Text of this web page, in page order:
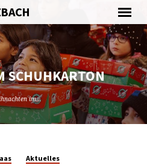
SCHUHKARTON
im…
Aktuelles